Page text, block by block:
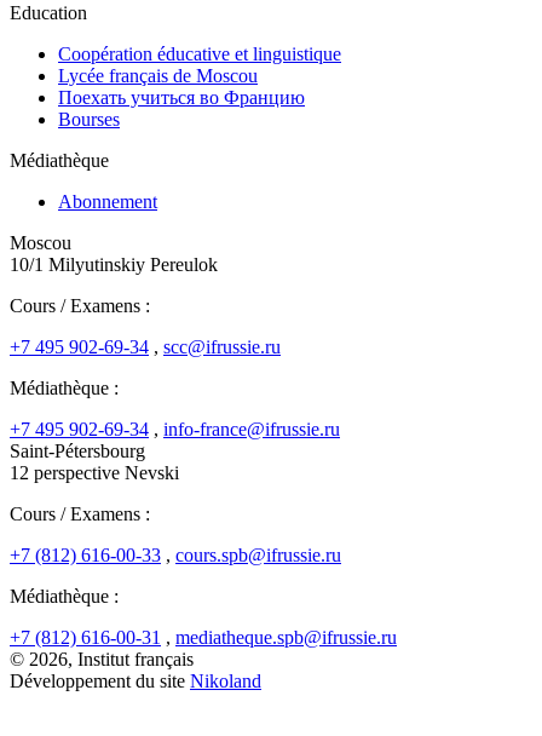
Education
Coopération éducative et linguistique
Lycée français de Moscou
Поехать учиться во Францию
Bourses
Médiathèque
Abonnement
Moscou
10/1 Milyutinskiy Pereulok
Cours / Examens :
+7 495 902-69-34 , scc@ifrussie.ru
Médiathèque :
+7 495 902-69-34 , info-france@ifrussie.ru
Saint-Pétersbourg
12 perspective Nevski
Cours / Examens :
+7 (812) 616-00-33 , cours.spb@ifrussie.ru
Médiathèque :
+7 (812) 616-00-31 , mediatheque.spb@ifrussie.ru
© 2026, Institut français
Développement du site Nikoland